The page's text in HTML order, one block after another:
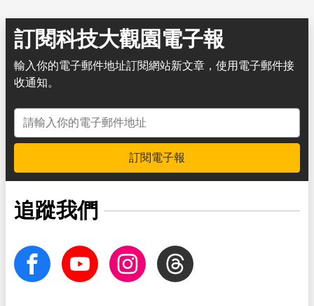
訂閱科技大觀園電子報
輸入你的電子郵件地址訂閱網站新文章，使用電子郵件接
收通知。
電子郵件地址
訂閱電子報
追蹤我們
facebook Youtube InstagramThreads